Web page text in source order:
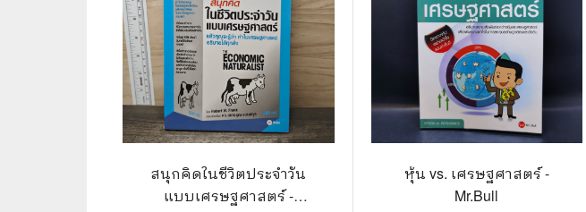
สนุกคิดในชีวิตประจำวัน
แบบเศรษฐศาสตร์ -
หุ้น vs. เศรษฐศาสตร์ -
Mr.Bull
❤️ รัก โรแมนติก
❤️‍🔥❤️‍🔥 นิยายรัก ราคาถูกสุด
💀 ผี สยองขวัญ ระทึกขวัญ
🎭 ดราม่า ชีวิต
🔍 สืบสวน สอบสวน
🐲 หนังสือเด็ก
🪐 ความรู้สำหรับเด็ก
🐲 นิทาน